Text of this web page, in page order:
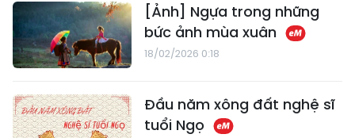
[Ảnh] Ngựa trong những
bức ảnh mùa xuân
18/02/2026 0:18
Đầu năm xông đất nghệ sĩ
tuổi Ngọ